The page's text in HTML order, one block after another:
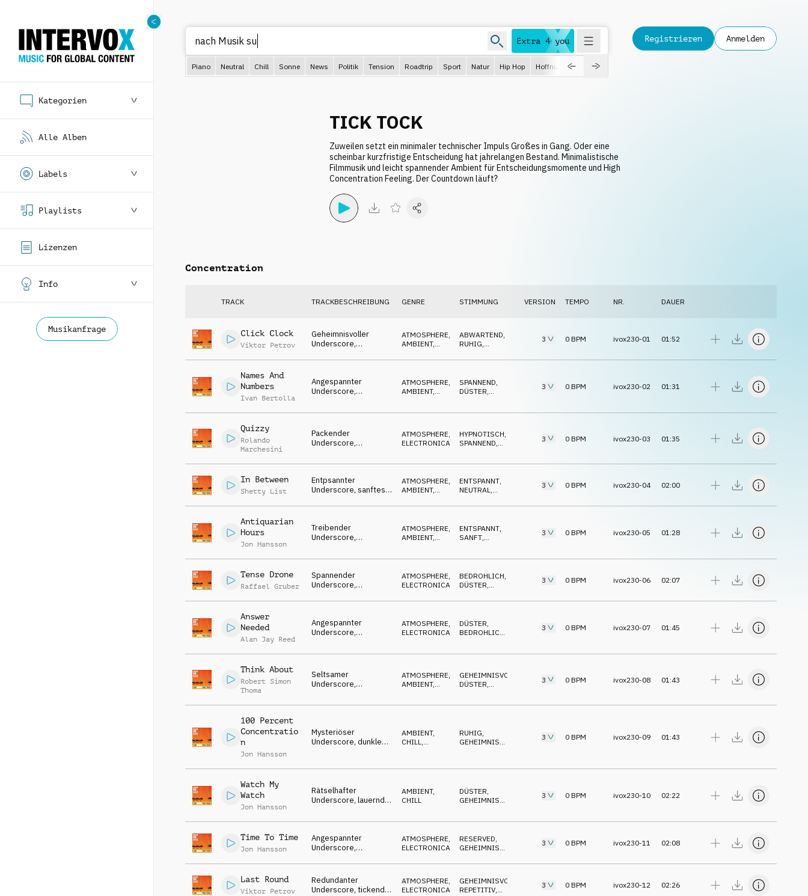
Kategorien
Alle Alben
Labels
Playlists
Lizenzen
Info
Musikanfrage
Extra 4 you
N
Piano Neutral Chill Sonne News Politik Tension Roadtrip Sport Natur Hip Hop Hoffnungsvoll Dokumentation
Registrieren Anmelden
TICK TOCK
Zuweilen setzt ein minimaler technischer Impuls Großes in Gang. Oder eine
scheinbar kurzfristige Entscheidung hat jahrelangen Bestand. Minimalistische
Filmmusik und leicht spannender Ambient für Entscheidungsmomente und High
Concentration Feeling. Der Countdown läuft?
Concentration
TRACK TRACKBESCHREIBUNG GENRE STIMMUNG VERSION TEMPO NR. DAUER
Click Clock
Viktor Petrov
Geheimnisvoller
Underscore,
& Flächen, geduldig,
ATMOSPHERE
AMBIENT,
ABWARTEND
RUHIG
3 0 BPM ivox230-01 01:52
Names And
Numbers
Ivan Bertolla
Angespannter
Underscore,
Drone, mysteriös &
ATMOSPHERE
AMBIENT,
SPANNEND
DÜSTER
3 0 BPM ivox230-02 01:31
Quizzy
Rolando
Marchesini
Packender
Underscore,
Flächen, fokussiert,
ATMOSPHERE,
ELECTRONICA
HYPNOTISCH,
SPANNEND,
3 0 BPM ivox230-03 01:35
In Between
Shetty List
Entpsannter
Underscore, sanftes
treibend, analytisch
ATMOSPHERE
AMBIENT,
ENTSPANNT
NEUTRAL
3 0 BPM ivox230-04 02:00
Antiquarian
Hours
Jon Hansson
Treibender
Underscore,
Glocken, mystisch,
ATMOSPHERE
AMBIENT,
ENTSPANNT
SANFT
3 0 BPM ivox230-05 01:28
Tense Drone
Raffael Gruber
Spannender
Underscore,
fokussiert &
ATMOSPHERE
ELECTRONICA
BEDROHLICH
DÜSTER
3 0 BPM ivox230-06 02:07
Answer
Needed
Alan Jay Reed
Angespannter
Underscore,
& Synths, fokussiert,
ATMOSPHERE
ELECTRONICA
DÜSTER
BEDROHLICH
3 0 BPM ivox230-07 01:45
Think About
Robert Simon
Thoma
Seltsamer
Underscore,
& Flächen, süße kleine
ATMOSPHERE,
AMBIENT,
GEHEIMNISVOLL
DÜSTER,
3 0 BPM ivox230-08 01:43
100 Percent
Concentratio
n
Jon Hansson
Mysteriöser
Underscore, dunkle
AMBIENT,
CHILL
RUHIG
GEHEIMNISVOLL
3 0 BPM ivox230-09 01:43
Watch My
Watch
Jon Hansson
Rätselhafter
Underscore, lauernde
eigenartig, surreal
AMBIENT,
CHILL
DÜSTER
GEHEIMNISVOLL
3 0 BPM ivox230-10 02:22
Time To Time
Jon Hansson
Angespannter
Underscore,
überwachend,
fokussiert,
investigativ
ATMOSPHERE
ELECTRONICA
RESERVED
GEHEIMNISVOLL
3 0 BPM ivox230-11 02:08
Last Round
Viktor Petrov
Redundanter
Underscore, tickende
ATMOSPHERE
ELECTRONICA
GEHEIMNISVOLL
REPETITIV
3 0 BPM ivox230-12 02:26